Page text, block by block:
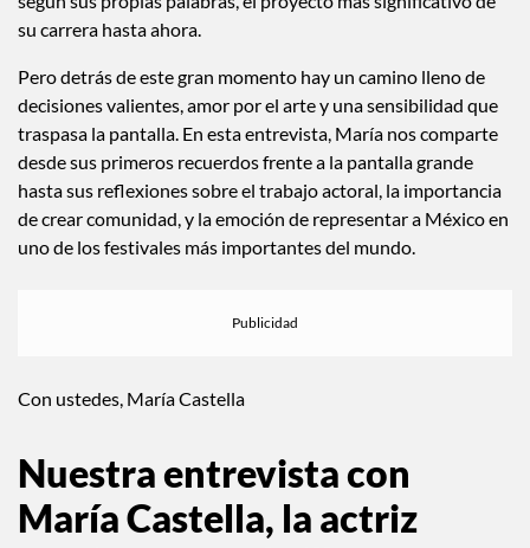
de su hogar, todo desde la mirada de Roberta, una niña de
ocho años. María interpreta a Alicia, una madre joven, libre,
rebelde y profundamente humana, en una historia que es,
según sus propias palabras, el proyecto más significativo de
su carrera hasta ahora.
Pero detrás de este gran momento hay un camino lleno de
decisiones valientes, amor por el arte y una sensibilidad que
traspasa la pantalla. En esta entrevista, María nos comparte
desde sus primeros recuerdos frente a la pantalla grande
de crear comunidad, y la emoción de representar a México en